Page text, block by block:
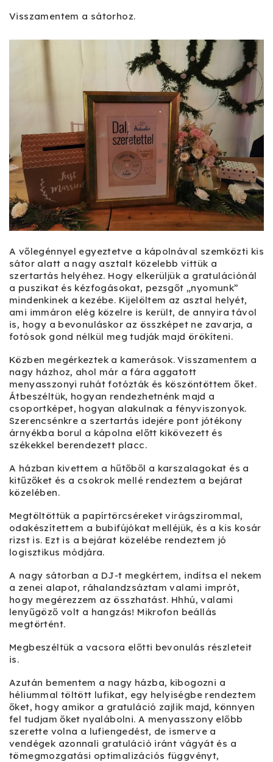
Visszamentem a sátorhoz.
A vőlegénnyel egyeztetve a kápolnával szemközti kis
sátor alatt a nagy asztalt közelebb vittük a
szertartás helyéhez. Hogy elkerüljük a gratulációnál
a puszikat és kézfogásokat, pezsgőt „nyomunk”
mindenkinek a kezébe. Kijelöltem az asztal helyét,
ami immáron elég közelre is került, de annyira távol
is, hogy a bevonuláskor az összképet ne zavarja, a
fotósok gond nélkül meg tudják majd örökíteni.
Közben megérkeztek a kamerások. Visszamentem a
nagy házhoz, ahol már a fára aggatott
menyasszonyi ruhát fotózták és köszöntöttem őket.
Átbeszéltük, hogyan rendezhetnénk majd a
csoportképet, hogyan alakulnak a fényviszonyok.
Szerencsénkre a szertartás idejére pont jótékony
árnyékba borul a kápolna előtt kikövezett és
székekkel berendezett placc.
A házban kivettem a hűtőből a karszalagokat és a
kitűzőket és a csokrok mellé rendeztem a bejárat
közelében.
Megtöltöttük a papírtörcséreket virágszirommal,
odakészítettem a bubifújókat melléjük, és a kis kosár
rizst is. Ezt is a bejárat közelébe rendeztem jó
logisztikus módjára.
A nagy sátorban a DJ-t megkértem, indítsa el nekem
a zenei alapot, ráhalandzsáztam valami imprót,
hogy megérezzem az összhatást. Hhhú, valami
lenyűgöző volt a hangzás! Mikrofon beállás
megtörtént.
Megbeszéltük a vacsora előtti bevonulás részleteit
is.
Azután bementem a nagy házba, kibogozni a
héliummal töltött lufikat, egy helyiségbe rendeztem
őket, hogy amikor a gratuláció zajlik majd, könnyen
fel tudjam őket nyalábolni. A menyasszony előbb
szerette volna a lufiengedést, de ismerve a
vendégek azonnali gratuláció iránt vágyát és a
tömegmozgatási optimalizációs függvényt,